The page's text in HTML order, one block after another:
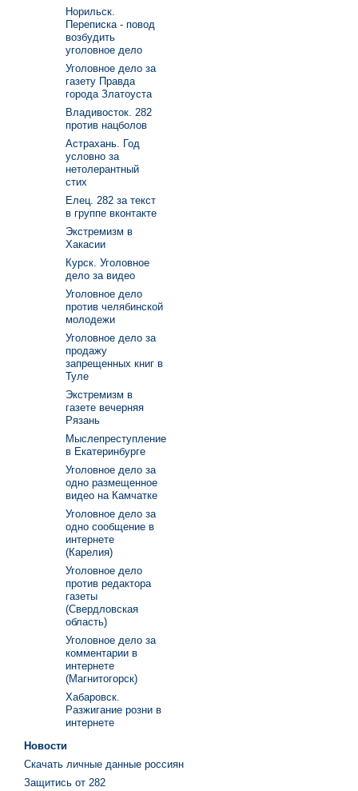
Норильск.
Переписка - повод
возбудить
уголовное дело
Уголовное дело за
газету Правда
города Златоуста
Владивосток. 282
против нацболов
Астрахань. Год
условно за
нетолерантный
стих
Елец. 282 за текст
в группе вконтакте
Экстремизм в
Хакасии
Курск. Уголовное
дело за видео
Уголовное дело
против челябинской
молодежи
Уголовное дело за
продажу
запрещенных книг в
Туле
Экстремизм в
газете вечерняя
Рязань
Мыслепреступление
в Екатеринбурге
Уголовное дело за
одно размещенное
видео на Камчатке
Уголовное дело за
одно сообщение в
интернете
(Карелия)
Уголовное дело
против редактора
газеты
(Свердловская
область)
Уголовное дело за
комментарии в
интернете
(Магнитогорск)
Хабаровск.
Разжигание розни в
интернете
Новости
Скачать личные данные россиян
Защитись от 282